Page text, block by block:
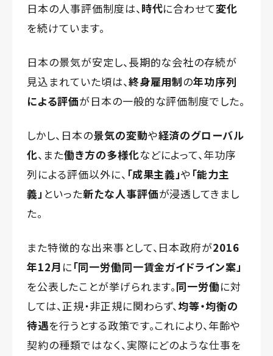
日本の人事評価制度は、時代に合わせて変化
を続けています。
日本の景気が安定し、長期的な会社の存続が
見込まれていた頃は、終身雇用制の年功序列
による評価が日本の一般的な評価制度でした。
しかし、日本の景気の変動や経済のグローバル
化、また働き方の多様化などによって、年功序
列による評価以外に、 「成果主義」や 「能力主
義」 といった新たな人事評価が浸透してきまし
た。
また特徴的な出来事として、日本政府が2016
年12月 に 「同一労働同一賃金ガイドライン案」
を公表したことが挙げられます。同一労働に対
しては、正規・非正規に関わらず、均等・均衡の
待遇を行うとする政策です。これにより、年齢や
契約の種類ではなく、実際にどのような仕事を